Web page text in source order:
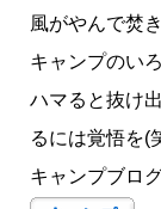
風がやんで焚
キャンプのい
ハマると抜け
るには覚悟を(
キャンプブロ